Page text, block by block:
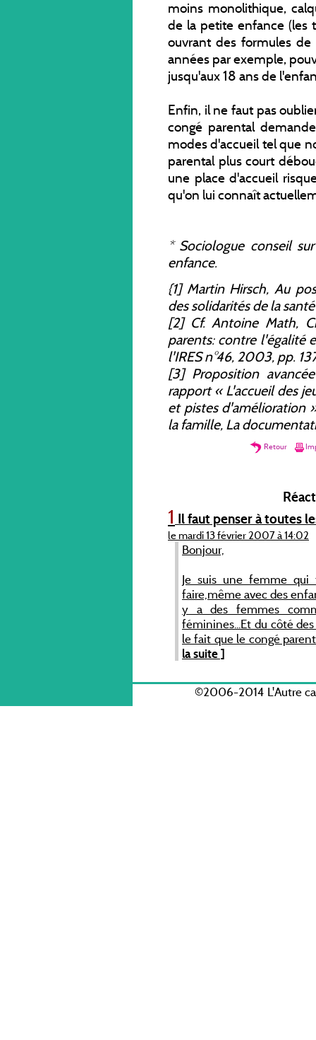
moins monolithique,
de la petite enfance (les
ouvrant des formules
années par exemple,
jusqu'aux 18 ans de
Enfin, il ne faut pas
congé parental
modes d'accueil tel que
parental plus court
une place d'accueil
qu'on lui connaît
*Sociologue conseil
enfance.
{1] Martin Hirsch, Au
des solidarités de la
[2] Cf. Antoine Math,
parents: contre l'égalité
l'IRES n°46, 2003, pp.
[3] Proposition
rapport « L'accueil des
et pistes d'amélioration
la famille, La
Retour
1 Il faut penser à toutes
le mardi 13 février 2007 à 14:02
Bonjour,
Je suis une femme
faire,même avec des
y a des femmes
féminines...Et du côté
le fait que le congé
la suite ]
©2006-2014 L'Autre